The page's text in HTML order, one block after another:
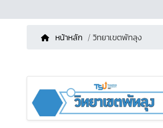
หน้าหลัก / วิทยาเขตพัทลุง